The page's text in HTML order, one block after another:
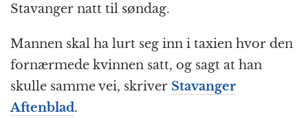
Stavanger natt til søndag.
Mannen skal ha lurt seg inn i taxien hvor den
fornærmede kvinnen satt, og sagt at han
skulle samme vei, skriver Stavanger
Aftenblad.